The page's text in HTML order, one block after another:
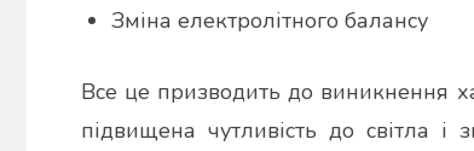
Зміна електролітного балансу
Все це призводить до виникнення
підвищена чутливість до світла і